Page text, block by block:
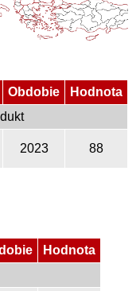
Obdobie
Hodnota
2023 88
Hodnota